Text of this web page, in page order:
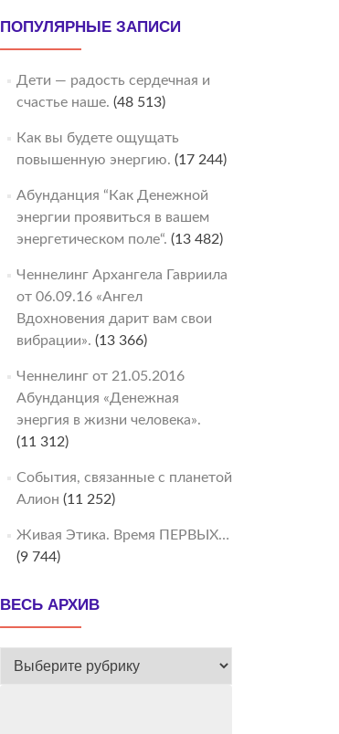
ПОПУЛЯРНЫЕ ЗАПИСИ
Дети — радость сердечная и
счастье наше. (48 513)
Как вы будете ощущать
повышенную энергию. (17 244)
Абунданция “Как Денежной
энергии проявиться в вашем
энергетическом поле“. (13 482)
Ченнелинг Архангела Гавриила
от 06.09.16 «Ангел
Вдохновения дарит вам свои
вибрации». (13 366)
Ченнелинг от 21.05.2016
Абунданция «Денежная
энергия в жизни человека».
(11 312)
События, связанные с планетой
Алион (11 252)
Живая Этика. Время ПЕРВЫХ…
(9 744)
ВЕСЬ АРХИВ
ВЕСЬ